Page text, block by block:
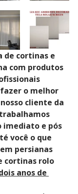
de cortinas e
com produtos
o melhor
cliente da
e pós
você o que
persianas
cortinas rolo
anos de